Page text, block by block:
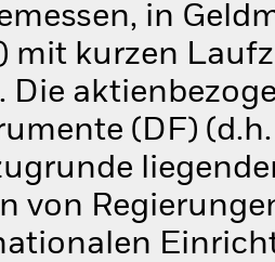
in
mit kurzen
Die
(DF)
von